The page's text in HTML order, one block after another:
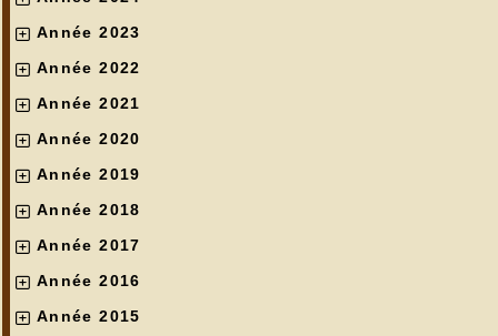
Année 2023
Année 2022
Année 2021
Année 2020
Année 2019
Année 2018
Année 2017
Année 2016
Année 2015